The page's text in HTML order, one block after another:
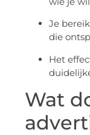
Je
die
Het
Wat